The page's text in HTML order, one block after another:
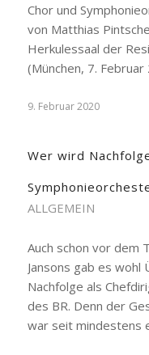
Chor und
von Matthias
Herkulessaal der
(München, 7.
9. Februar 2020
Wer wird
ALLGEMEIN
Auch schon vor dem
Jansons gab es wohl
Nachfolge als
des BR. Denn der
war seit mindestens